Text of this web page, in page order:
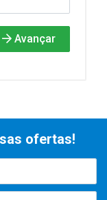
Avançar
ofertas!